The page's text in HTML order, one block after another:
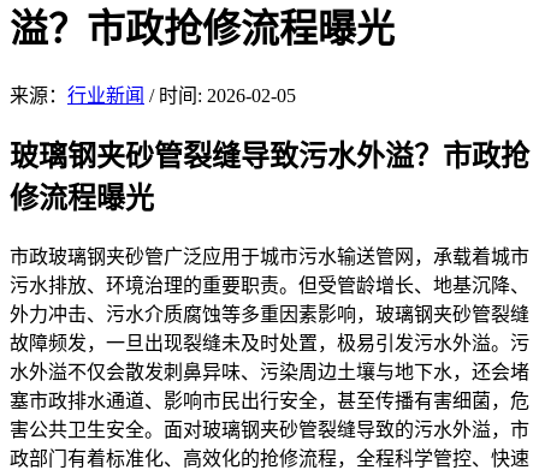
溢？市政抢修流程曝光
来源： 行业新闻 / 时间: 2026-02-05
玻璃钢夹砂管裂缝导致污水外溢？市政抢
修流程曝光
市政玻璃钢夹砂管广泛应用于城市污水输送管网，承载着城市
污水排放、环境治理的重要职责。但受管龄增长、地基沉降、
外力冲击、污水介质腐蚀等多重因素影响，玻璃钢夹砂管裂缝
故障频发，一旦出现裂缝未及时处置，极易引发污水外溢。污
水外溢不仅会散发刺鼻异味、污染周边土壤与地下水，还会堵
塞市政排水通道、影响市民出行安全，甚至传播有害细菌，危
害公共卫生安全。面对玻璃钢夹砂管裂缝导致的污水外溢，市
政部门有着标准化、高效化的抢修流程，全程科学管控、快速